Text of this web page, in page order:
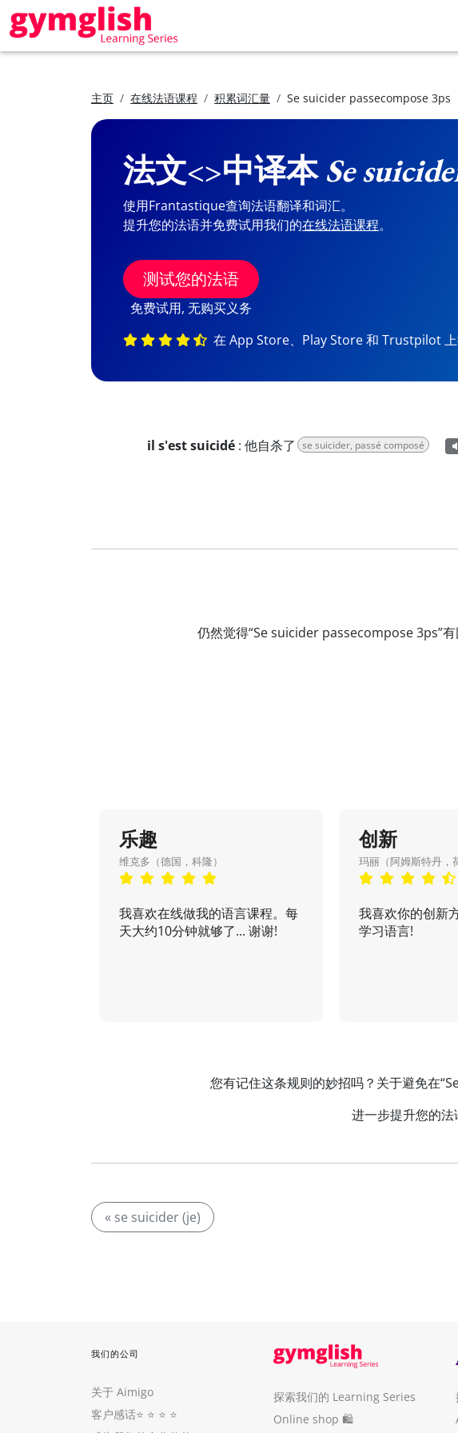
主页 在线法语课程 积累词汇量 Se suicider passecompose 3ps
法文<>中译本Se
使用Frantastique查询法语翻译和词汇。
提升您的法语并免费试用我们的在线法语课程。
测试您的法语
免费试用, 无购买义务
在 App Store、Play Store 和 Trustpilot 上
il s'est suicidé : 他自杀了 se suicider, passé composé
仍然觉得“Se suicider passecompose 3ps”
乐趣
维克多（德国，科隆）
我喜欢在线做我的语言课程。每
天大约10分钟就够了... 谢谢!
创新
玛丽（阿姆斯特丹，
我喜欢你的创新
学习语言!
您有记住这条规则的妙招吗？关于避免在
进一步提升您的
« se suicider (je)
我们的公司
关于 Aimigo
客户感话⭐️ ⭐️ ⭐️ ⭐️
探索我们的 Learning Series
Online shop 🛍